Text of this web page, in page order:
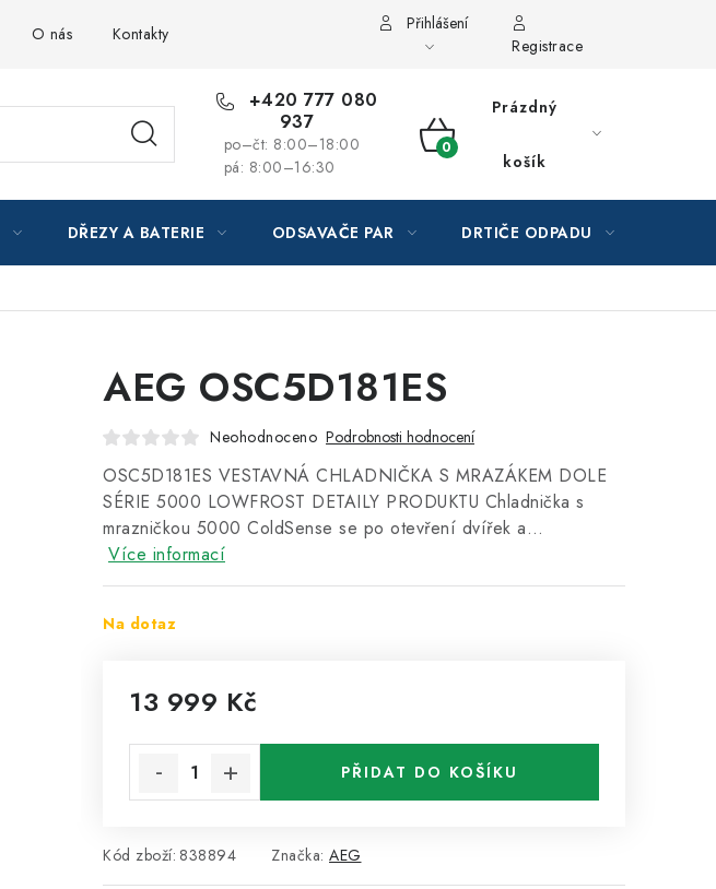
O nás Kontakty
Přihlášení
Registrace
+420 777 080
937
po–čt: 8:00–18:00
pá: 8:00–16:30
NÁKUPNÍ
Prázdný
košík
DŘEZY A BATERIE ODSAVAČE PAR DRTIČE ODPADU
AEG OSC5D181ES
Neohodnoceno Podrobnosti hodnocení
OSC5D181ES VESTAVNÁ CHLADNIČKA S MRAZÁKEM DOLE
SÉRIE 5000 LOWFROST DETAILY PRODUKTU Chladnička s
mrazničkou 5000 ColdSense se po otevření dvířek a…
Více informací
Na dotaz
13 999 Kč
PŘIDAT DO KOŠÍKU
Kód zboží: 838894 Značka: AEG